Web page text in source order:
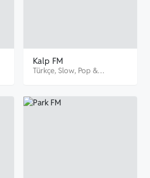
Kalp FM
Türkçe, Slow, Pop &